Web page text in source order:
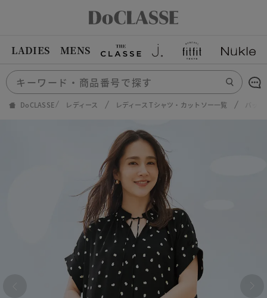
LADIES MENS
DoCLASSE レディース レディース Tシャツ・カットソー一覧 バッ